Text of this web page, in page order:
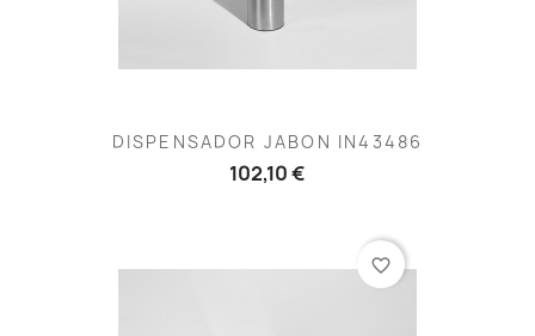
DISPENSADOR JABON IN43486
102,10 €
favorite_border